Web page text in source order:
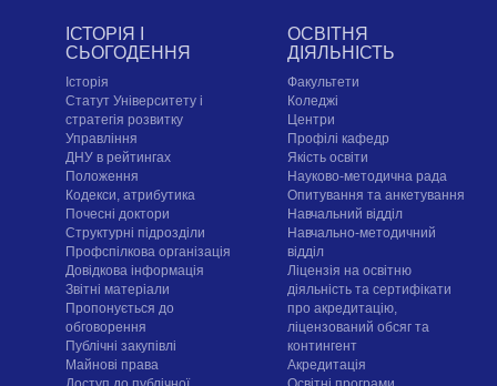
ІСТОРІЯ І
СЬОГОДЕННЯ
Історія
Статут Університету і
стратегія розвитку
Управління
ДНУ в рейтингах
Положення
Кодекси, атрибутика
Почесні доктори
Структурні підрозділи
Профспілкова організація
Довідкова інформація
Звітні матеріали
Пропонується до
обговорення
Публічні закупівлі
Майнові права
ОСВІТНЯ
ДІЯЛЬНІСТЬ
Факультети
Коледжі
Центри
Профілі кафедр
Якість освіти
Науково-методична рада
Опитування та анкетування
Навчальний відділ
Навчально-методичний
відділ
Ліцензія на освітню
діяльність та сертифікати
про акредитацію,
ліцензований обсяг та
контингент
Акредитація